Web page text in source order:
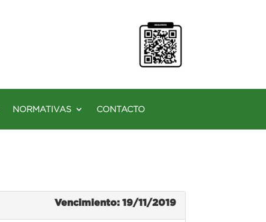
NORMATIVAS CONTACTO
Vencimiento: 19/11/2019